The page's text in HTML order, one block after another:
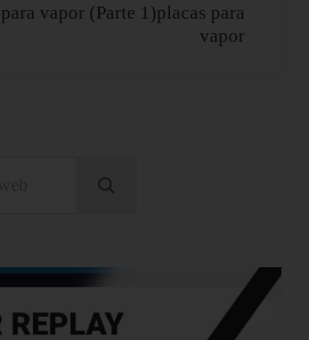
para vapor (Parte 1)
Enviar búsqueda